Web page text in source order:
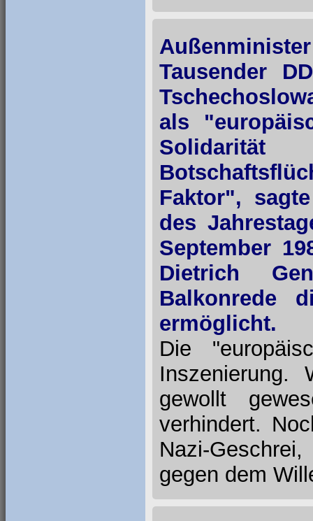
Tausender
als
Faktor",
des
September
Dietrich
Balkonrede
ermöglicht.
Die
Inszenierung.
gewollt
verhindert.
Nazi-
gegen dem